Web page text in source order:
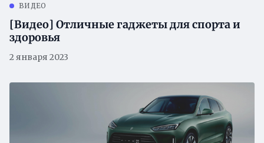
ВИДЕО
[Видео] Отличные гаджеты для спорта и
здоровья
2 января 2023